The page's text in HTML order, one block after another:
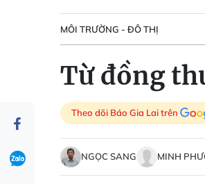
MÔI TRƯỜNG - ĐÔ THỊ
Từ đồng
Theo dõi Báo Gia Lai trên
NGỌC SANG MINH